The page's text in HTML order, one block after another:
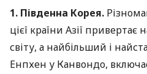
1. Південна Корея.
цієї країни Азії
світу, а найбільший і
Енпхен у Канвондо,